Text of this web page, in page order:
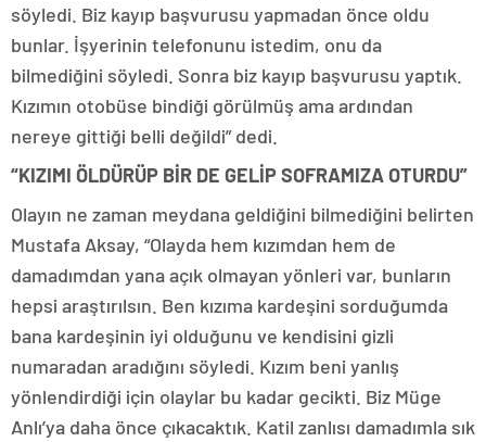
söyledi. Biz kayıp başvurusu yapmadan önce oldu
bunlar. İşyerinin telefonunu istedim, onu da
bilmediğini söyledi. Sonra biz kayıp başvurusu yaptık.
Kızımın otobüse bindiği görülmüş ama ardından
nereye gittiği belli değildi” dedi.
“KIZIMI ÖLDÜRÜP BİR DE GELİP SOFRAMIZA OTURDU”
Olayın ne zaman meydana geldiğini bilmediğini belirten
Mustafa Aksay, “Olayda hem kızımdan hem de
damadımdan yana açık olmayan yönleri var, bunların
hepsi araştırılsın. Ben kızıma kardeşini sorduğumda
bana kardeşinin iyi olduğunu ve kendisini gizli
numaradan aradığını söyledi. Kızım beni yanlış
yönlendirdiği için olaylar bu kadar gecikti. Biz Müge
Anlı’ya daha önce çıkacaktık. Katil zanlısı damadımla sık